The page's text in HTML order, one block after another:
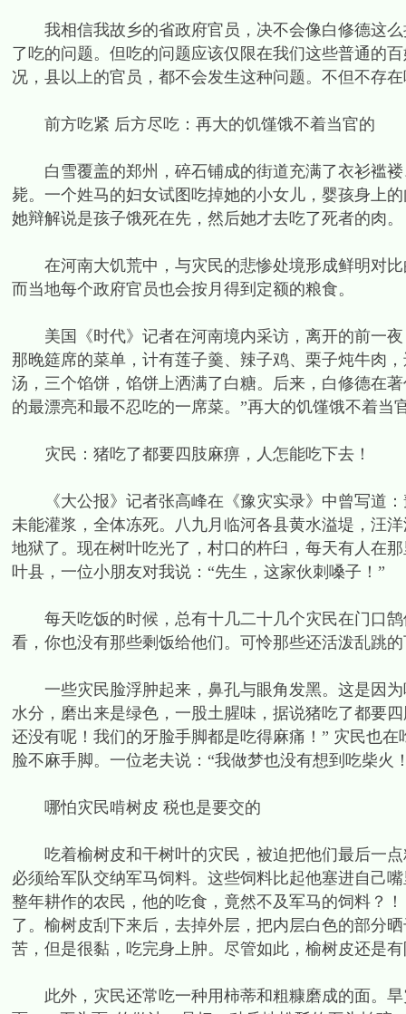
我相信我故乡的省政府官员，决不会像白修德这么
了吃的问题。但吃的问题应该仅限在我们这些普通的
况，县以上的官员，都不会发生这种问题。不但不存
前方吃紧 后方尽吃：再大的饥馑饿不着当官的
白雪覆盖的郑州，碎石铺成的街道充满了衣衫褴褛
毙。一个姓马的妇女试图吃掉她的小女儿，婴孩身上
她辩解说是孩子饿死在先，然后她才去吃了死者的肉。
在河南大饥荒中，与灾民的悲惨处境形成鲜明对比
而当地每个政府官员也会按月得到定额的粮食。
美国《时代》记者在河南境内采访，离开的前一夜
那晚筵席的菜单，计有莲子羹、辣子鸡、栗子炖牛肉
汤，三个馅饼，馅饼上洒满了白糖。后来，白修德在
的最漂亮和最不忍吃的一席菜。”再大的饥馑饿不着当
灾民：猪吃了都要四肢麻痹，人怎能吃下去！
《大公报》记者张高峰在《豫灾实录》中曾写道：
未能灌浆，全体冻死。八九月临河各县黄水溢堤，汪
地狱了。现在树叶吃光了，村口的杵臼，每天有人在
叶县，一位小朋友对我说：“先生，这家伙刺嗓子！”
每天吃饭的时候，总有十几二十几个灾民在门口鹄
看，你也没有那些剩饭给他们。可怜那些还活泼乱跳
一些灾民脸浮肿起来，鼻孔与眼角发黑。这是因为
水分，磨出来是绿色，一股土腥味，据说猪吃了都要
还没有呢！我们的牙脸手脚都是吃得麻痛！” 灾民也
脸不麻手脚。一位老夫说：“我做梦也没有想到吃柴火
哪怕灾民啃树皮 税也是要交的
吃着榆树皮和干树叶的灾民，被迫把他们最后一点
必须给军队交纳军马饲料。这些饲料比起他塞进自己
整年耕作的农民，他的吃食，竟然不及军马的饲料？
了。榆树皮刮下来后，去掉外层，把内层白色的部分
苦，但是很黏，吃完身上肿。尽管如此，榆树皮还是
此外，灾民还常吃一种用柿蒂和粗糠磨成的面。旱